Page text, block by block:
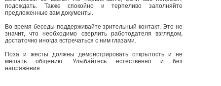
подождать. Также спокойно и терпеливо заполняйте
предложенные вам документы.
Во время беседы поддерживайте зрительный контакт. Это не
значит, что необходимо сверлить работодателя взглядом,
достаточно иногда встречаться с ним глазами.
Поза и жесты должны демонстрировать открытость и не
мешать общению. Улыбайтесь естественно и без
напряжения.